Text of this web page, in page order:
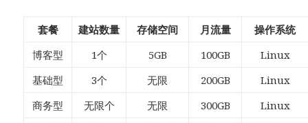
套餐 建站数量 存储空间 月流量
操作系统
博客型
1个 5GB 100GB
Linux
基础型
3个 无限 200GB
Linux
商务型
无限个 无限 300GB
Linux